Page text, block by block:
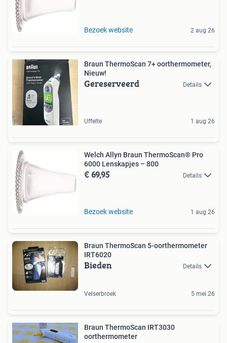
Bezoek website 2 aug 26
Braun ThermoScan 7+ oorthermometer,
Nieuw!
Gereserveerd Details
Uffelte 1 aug 26
Welch Allyn Braun ThermoScan® Pro
6000 Lenskapjes – 800
€ 69,95 Details
Bezoek website 1 aug 26
Braun ThermoScan 5-oorthermometer
IRT6020
Bieden Details
Velserbroek 5 mei 26
Braun ThermoScan IRT3030
oorthermometer